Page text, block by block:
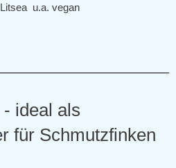
u.a. vegan
ideal als
für Schmutzfinken